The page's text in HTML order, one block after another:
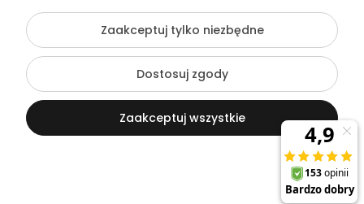
Koszyk
Szablon Flex byEcommercy
Pokaż pełną wersję strony
Sklep internetowy Shoper Premium
Zaakceptuj tylko niezbędne
Dostosuj zgody
Zaakceptuj wszystkie